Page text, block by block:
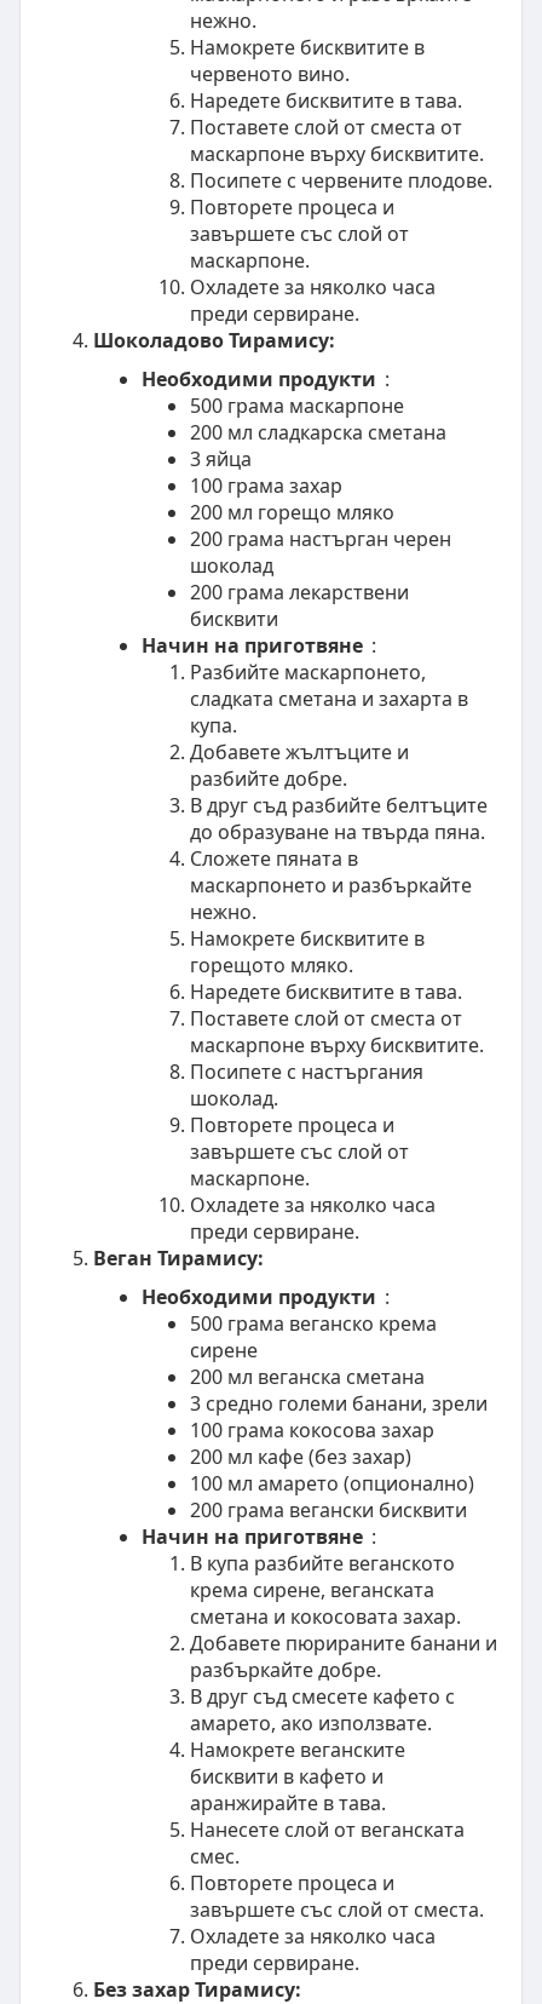
нежно.
Намокрете бисквитите в
червеното вино.
Наредете бисквитите в тава.
Поставете слой от сместа от
маскарпоне върху бисквитите.
Посипете с червените плодове.
Повторете процеса и
завършете със слой от
маскарпоне.
Охладете за няколко часа
преди сервиране.
Шоколадово Тирамису:
Необходими продукти :
500 грама маскарпоне
200 мл сладкарска сметана
3 яйца
100 грама захар
200 мл горещо мляко
200 грама настърган черен
шоколад
200 грама лекарствени
бисквити
Начин на приготвяне :
Разбийте маскарпонето,
сладката сметана и захарта в
купа.
Добавете жълтъците и
разбийте добре.
В друг съд разбийте белтъците
до образуване на твърда пянa.
Сложете пяната в
маскарпонето и разбъркайте
нежно.
Намокрете бисквитите в
горещото мляко.
Наредете бисквитите в тава.
Поставете слой от сместа от
маскарпоне върху бисквитите.
Посипете с настъргания
шоколад.
Повторете процеса и
завършете със слой от
маскарпоне.
Охладете за няколко часа
преди сервиране.
Веган Тирамису:
Необходими продукти :
500 грама веганско крема
сирене
200 мл веганска сметана
3 средно големи банани, зрели
100 грама кокосова захар
200 мл кафе (без захар)
100 мл амарето (опционално)
200 грама вегански бисквити
Начин на приготвяне :
В купа разбийте веганското
крема сирене, веганската
сметана и кокосовата захар.
Добавете пюрираните банани и
разбъркайте добре.
В друг съд смесете кафето с
амарето, ако използвате.
Намокрете веганските
бисквити в кафето и
аранжирайте в тава.
Нанесете слой от веганската
смес.
Повторете процеса и
завършете със слой от сместа.
Охладете за няколко часа
преди сервиране.
Без захар Тирамису: